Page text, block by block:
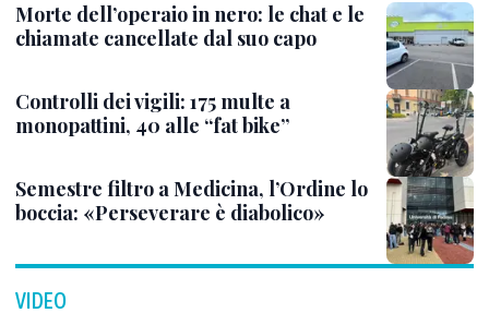
Morte dell’operaio in nero: le chat e le
chiamate cancellate dal suo capo
Controlli dei vigili: 175 multe a
monopattini, 40 alle “fat bike”
Semestre filtro a Medicina, l’Ordine lo
boccia: «Perseverare è diabolico»
VIDEO